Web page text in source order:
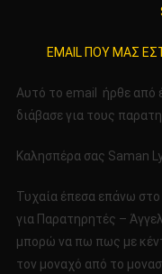
ΜΑΣ
EMAIL ΠΟΥ ΜΑΣ
Αυτό το email ήρθε από
διάβασε για τους
Καλησπέρα σας Saman
Τυχαία έπεσα επάνω
για Παρατηρητές –
μπορώ να πω πως με
τον μοναχό από το